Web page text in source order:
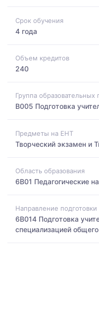
Срок обучения
4 года
Объем кредитов
240
Группа образовательных
B005 Подготовка
Предметы на ЕНТ
Творческий экзамен и
Область образования
6B01 Педагогические
Направление подготовки
6B014 Подготовка
специализацией